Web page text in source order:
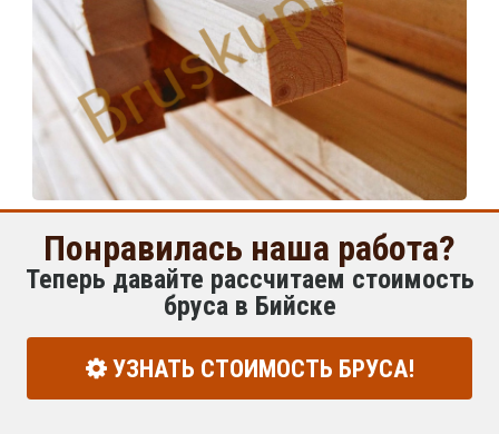
Понравилась наша работа?
Теперь давайте рассчитаем стоимость
бруса в Бийске
УЗНАТЬ СТОИМОСТЬ БРУСА!